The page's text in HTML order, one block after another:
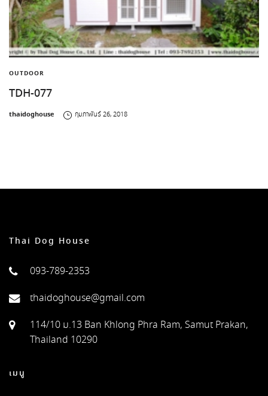
OUTDOOR
TDH-077
by
thaidoghouse กุมภาพันธ์ 26, 2018
Thai Dog House
093-789-2353
thaidoghouse@gmail.com
114/10 ม.13 Ban Khlong Phra Ram, Samut Prakan,
Thailand 10290
เมนู